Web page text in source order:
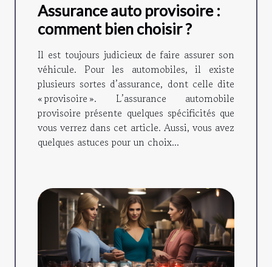
Assurance auto provisoire :
comment bien choisir ?
Il est toujours judicieux de faire assurer son
véhicule. Pour les automobiles, il existe
plusieurs sortes d’assurance, dont celle dite
« provisoire ». L’assurance automobile
provisoire présente quelques spécificités que
vous verrez dans cet article. Aussi, vous avez
quelques astuces pour un choix...